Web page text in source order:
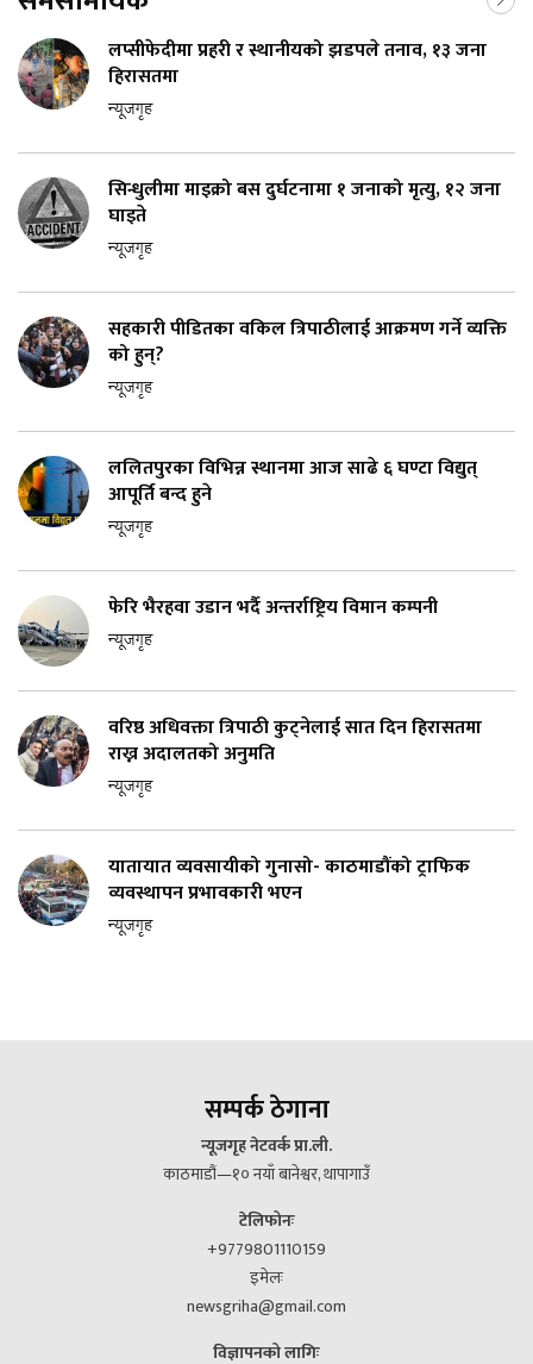
लप्सीफेदीमा प्रहरी र स्थानीयको झडपले तनाव, १३ जना
हिरासतमा
न्यूजगृह
सिन्धुलीमा माइक्रो बस दुर्घटनामा १ जनाको मृत्यु, १२ जना
घाइते
न्यूजगृह
सहकारी पीडितका वकिल त्रिपाठीलाई आक्रमण गर्ने व्यक्ति
को हुन्?
न्यूजगृह
ललितपुरका विभिन्न स्थानमा आज साढे ६ घण्टा विद्युत्
आपूर्ति बन्द हुने
न्यूजगृह
फेरि भैरहवा उडान भर्दै अन्तर्राष्ट्रिय विमान कम्पनी
न्यूजगृह
वरिष्ठ अधिवक्ता त्रिपाठी कुट्नेलाई सात दिन हिरासतमा
राख्न अदालतको अनुमति
न्यूजगृह
यातायात व्यवसायीको गुनासो- काठमाडौंको ट्राफिक
व्यवस्थापन प्रभावकारी भएन
न्यूजगृह
सम्पर्क ठेगाना
न्यूजगृह नेटवर्क प्रा.ली.
काठमाडौं—१० नयाँ बानेश्वर, थापागाउँ
टेलिफोनः
+9779801110159
इमेलः
newsgriha@gmail.com
विज्ञापनको लागिः